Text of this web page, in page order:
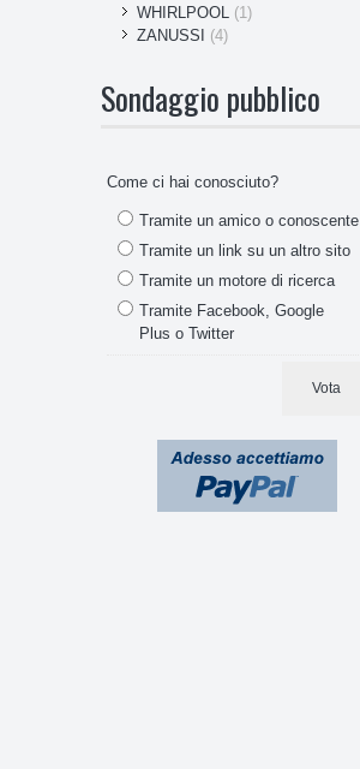
WHIRLPOOL (1)
ZANUSSI
(4)
Sondaggio pubblico
Come ci hai conosciuto?
Tramite un amico o conoscente
Tramite un link su un altro sito
Tramite un motore di ricerca
Tramite Facebook, Google
Plus o Twitter
Vota